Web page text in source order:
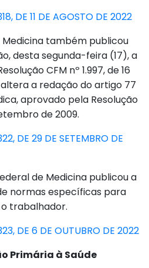
DE 11 DE AGOSTO DE 2022
Medicina também publicou
desta segunda-feira (17), a
CFM nº 1.997, de 16
altera a redação do artigo 77
aprovado pela Resolução
de 2009.
DE 29 DE SETEMBRO DE
de Medicina publicou a
normas específicas para
trabalhador.
DE 6 DE OUTUBRO DE 2022
Primária à Saúde